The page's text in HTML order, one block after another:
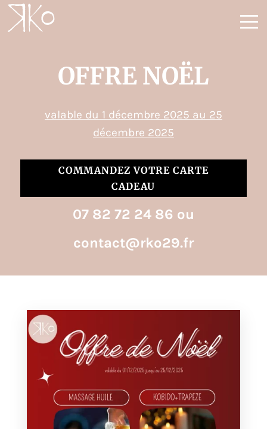
OFFRE NOËL
valable du 1 décembre 2025 au 25
décembre 2025
COMMANDEZ VOTRE CARTE
CADEAU
07 82 72 24 86 ou
contact@rko29.fr